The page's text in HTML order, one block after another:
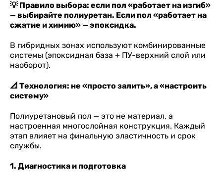
💡 Правило выбора: если пол «работает на изгиб»
— выбирайте полиуретан. Если пол «работает на
сжатие и химию» — эпоксидка.
В гибридных зонах используют комбинированные
системы (эпоксидная база + ПУ-верхний слой или
наоборот).
📐 Технология: не «просто залить», а «настроить
систему»
Полиуретановый пол — это не материал, а
настроенная многослойная конструкция. Каждый
этап влияет на финальную эластичность и срок
службы.
1. Диагностика и подготовка